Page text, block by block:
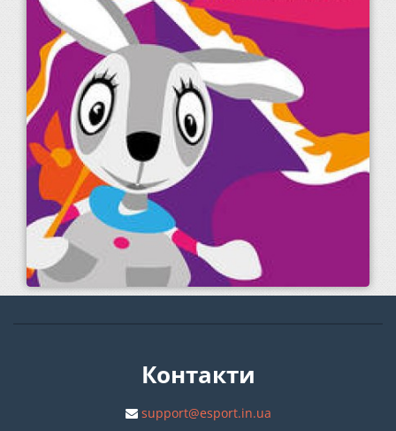
Контакти
support@esport.in.ua